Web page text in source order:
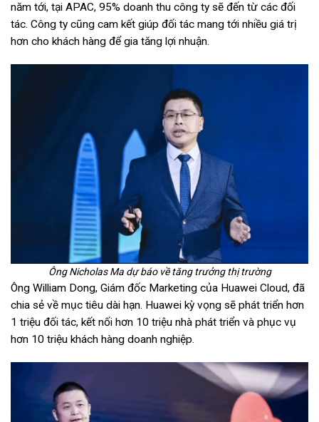
năm tới, tại APAC, 95% doanh thu công ty sẽ đến từ các đối
tác. Công ty cũng cam kết giúp đối tác mang tới nhiều giá trị
hơn cho khách hàng để gia tăng lợi nhuận.
Ông Nicholas Ma dự báo về tăng trưởng thị trường
Ông William Dong, Giám đốc Marketing của Huawei Cloud, đã
chia sẻ về mục tiêu dài hạn. Huawei kỳ vọng sẽ phát triển hơn
1 triệu đối tác, kết nối hơn 10 triệu nhà phát triển và phục vụ
hơn 10 triệu khách hàng doanh nghiệp.